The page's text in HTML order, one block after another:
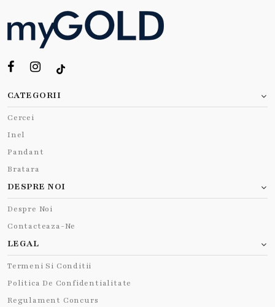
CATEGORII
Cercei
Inel
Pandant
Bratara
DESPRE NOI
Despre Noi
Contacteaza-Ne
LEGAL
Termeni Si Conditii
Politica De Confidentialitate
Regulament Concurs